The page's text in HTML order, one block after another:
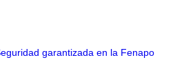
garantizada en la Fenapo